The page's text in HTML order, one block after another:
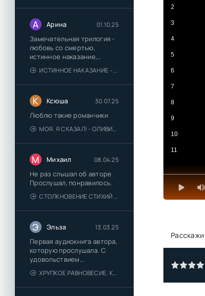
А Арина 01.10.25
Замечательная трилогия -
любовь со смертью,
истинное наказание,
любимая для монстра -
понравились
ИСТИННОЕ НАКАЗАНИЕ - ОЛЬГА ГУСЕЙНОВА
К Ксюша 30.07.25
Люблю такие романчики
МОЯ. Я СКАЗАЛ! - ОЛИВИЯ ЛЕЙК
М Михаил 08.04.25
Не раз слышал об авторе.
Прослушал, понравилось.
СТОЛКНОВЕНИЕ СТИХИЙ - ВАЛЕРИЙ ГУМИНСКИЙ
Э Эльза 13.03.25
Первая аудиокнига автора,
которую прослушала. С
удовольствием
познакомлюсь и с другими.
ХРУПКОЕ РАВНОВЕСИЕ. КНИГА 1 - АНА ШЕРРИ
2
3
4
5
6
7
8
9
10
11